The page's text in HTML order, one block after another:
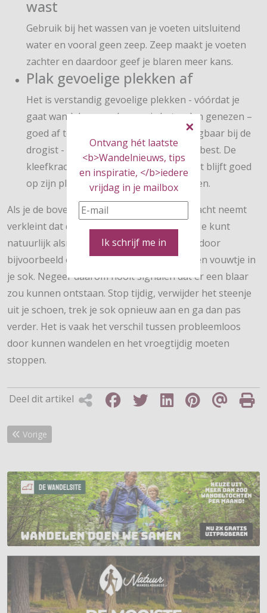
Ontvang hét laatste
<b>Wandelnieuws, tips
en inspiratie, </b>iedere
vrijdag in je mailbox
Ik schrijf me in
wast
Gebruik bij het wassen van je voeten uitsluitend
water en vooral geen zeep. Zeep maakt je voeten
zachter en daardoor geef je blaren meer kans.
Plak gevoelige plekken af
Het is verstandig gevoelige plekken - vóórdat je
gaat wandelen; voorkomen is beter dan genezen –
goed af te plakken. Sporttape – verkrijgbaar bij de
drogist - is daarbij het handigst en het best. De
kleefkracht is groot, het is stevig en het blijft goed
op zijn plaats zitten tijdens het wandelen.
Als je de bovenstaande tips consequent in acht neemt
verkleint dat de kans op blaren behoorlijk. Je kunt
natuurlijk alsnog tegen een blaar oplopen door
bijvoorbeeld een steentje in je schoen of een vouwtje in
je sok. Negeer daarom nooit signalen dat er een blaar
zou kunnen ontstaan. Stop tijdig, verwijder het steenje
uit je schoen, trek je sok opnieuw aan en ga dan pas
verder. Het is vaak het verschil tussen probleemloos
door kunnen wandelen en het vroegtijdig moeten
stoppen.
Deel dit artikel
Vorig artikel: Voorkom hielspoor met ProStretch Plus
Vorige